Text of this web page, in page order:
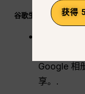
谷歌生态系统集成
Google 相
享。.
获得